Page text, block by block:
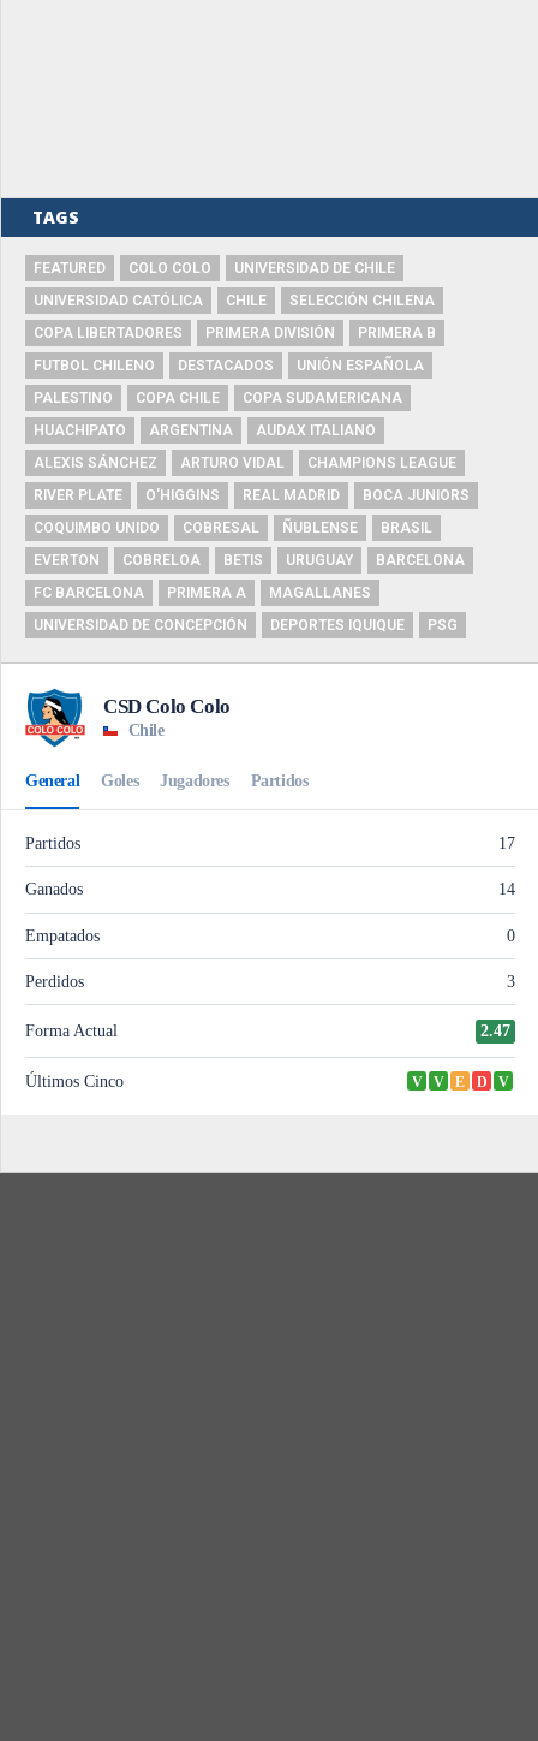
TAGS
FEATURED COLO COLO
UNIVERSIDAD DE CHILE
UNIVERSIDAD CATÓLICA
CHILE
SELECCIÓN CHILENA
COPA LIBERTADORES
PRIMERA DIVISIÓN
PRIMERA B
FUTBOL CHILENO
DESTACADOS
UNIÓN ESPAÑOLA
PALESTINO
COPA CHILE
COPA SUDAMERICANA
HUACHIPATO
ARGENTINA
AUDAX ITALIANO
ALEXIS SÁNCHEZ
ARTURO VIDAL
CHAMPIONS LEAGUE
RIVER PLATE
O'HIGGINS REAL MADRID
BOCA JUNIORS
COQUIMBO UNIDO
COBRESAL ÑUBLENSE
BRASIL
EVERTON
COBRELOA BETIS URUGUAY
BARCELONA
FC BARCELONA
PRIMERA A
MAGALLANES
UNIVERSIDAD DE CONCEPCIÓN
DEPORTES IQUIQUE PSG